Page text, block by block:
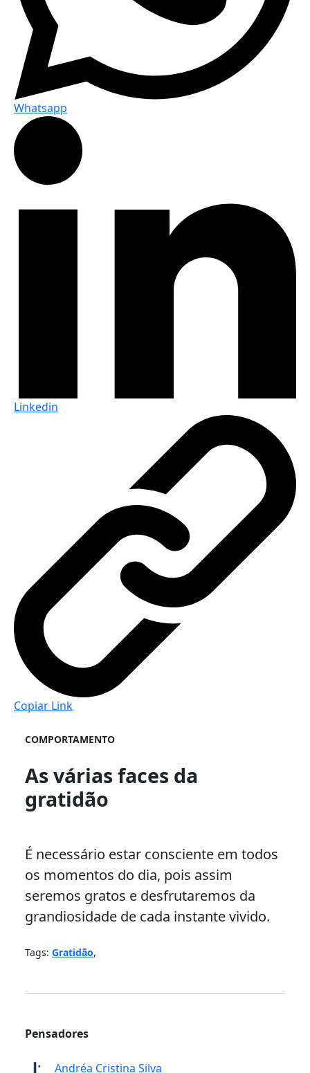
Whatsapp
Linkedin
Copiar Link
COMPORTAMENTO
As várias faces da
gratidão
É necessário estar consciente em todos
os momentos do dia, pois assim
seremos gratos e desfrutaremos da
grandiosidade de cada instante vivido.
Tags: Gratidão,
Pensadores
Andréa Cristina Silva